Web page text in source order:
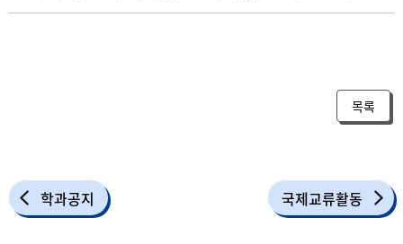
목록
학과공지 국제교류활동